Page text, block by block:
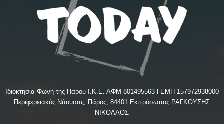
Ιδιοκτησία Φωνή της Πάρου Ι.Κ.Ε. ΑΦΜ 801495563 ΓΕΜΗ 157972938000
Περιφερειακός Νάουσας, Πάρος, 84401 Εκπρόσωπος ΡΑΓΚΟΥΣΗΣ
ΝΙΚΟΛΑΟΣ